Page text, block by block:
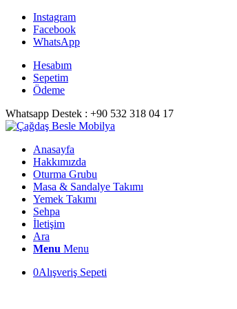
Instagram
Facebook
WhatsApp
Hesabım
Sepetim
Ödeme
Whatsapp Destek : +90 532 318 04 17
Anasayfa
Hakkımızda
Oturma Grubu
Masa & Sandalye Takımı
Yemek Takımı
Sehpa
İletişim
Ara
Menu Menu
0Alışveriş Sepeti